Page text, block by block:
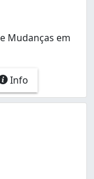
Mudanças em
Info